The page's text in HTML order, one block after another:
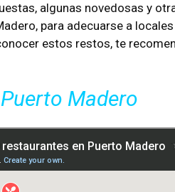
algunas novedosas y
para adecuarse a
estos restos, te
Madero